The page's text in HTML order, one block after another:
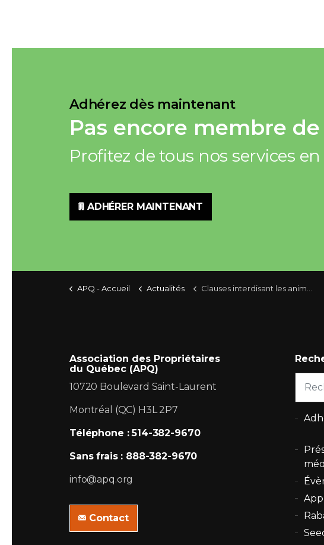
Adhérez dès maintenant
Pas encore membre de
Profitez de tous nos services
ADHÉRER MAINTENANT
APQ - Accueil Actualités Clauses interdisant les animaux : La Cour du Québec autorise l'appel d'une décision controversée du TAL
Association des Propriétaires
du Québec (APQ)
10720 Boulevard Saint-Laurent
Montréal (QC) H3L 2P7
Téléphone : 514-382-9670
Sans frais : 888-382-9670
info@apq.org
Contact